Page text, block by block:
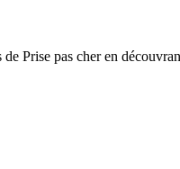
Prise pas cher en